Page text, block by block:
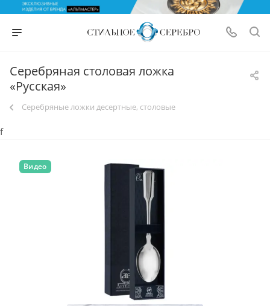
Серебряная столовая ложка
«Русская»
Серебряные ложки десертные, столовые
f
Видео